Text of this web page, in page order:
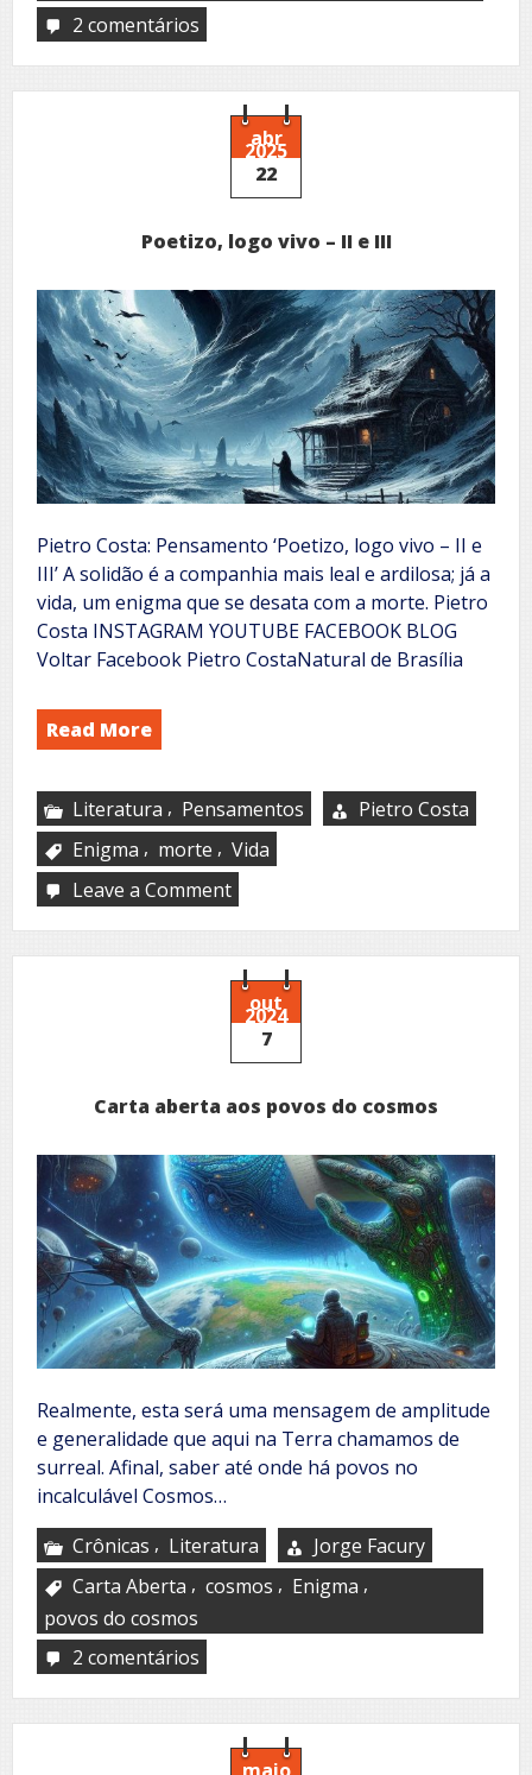
2 comentários
negras
abr
2025
22
Poetizo, logo vivo – II e III
Pietro Costa: Pensamento ‘Poetizo, logo vivo – II e
III’ A solidão é a companhia mais leal e ardilosa; já a
vida, um enigma que se desata com a morte. Pietro
Costa INSTAGRAM YOUTUBE FACEBOOK BLOG
Voltar Facebook Pietro CostaNatural de Brasília
Read More
Literatura , Pensamentos
Pietro Costa
Enigma , morte , Vida
Leave a Commenton
logo
vivo
–
e
out
2024
7
Carta aberta aos povos do cosmos
Realmente, esta será uma mensagem de amplitude
e generalidade que aqui na Terra chamamos de
surreal. Afinal, saber até onde há povos no
incalculável Cosmos…
Crônicas , Literatura
Jorge Facury
Carta Aberta , cosmos , Enigma ,
povos do cosmos
2 comentários
aberta
aos
povos